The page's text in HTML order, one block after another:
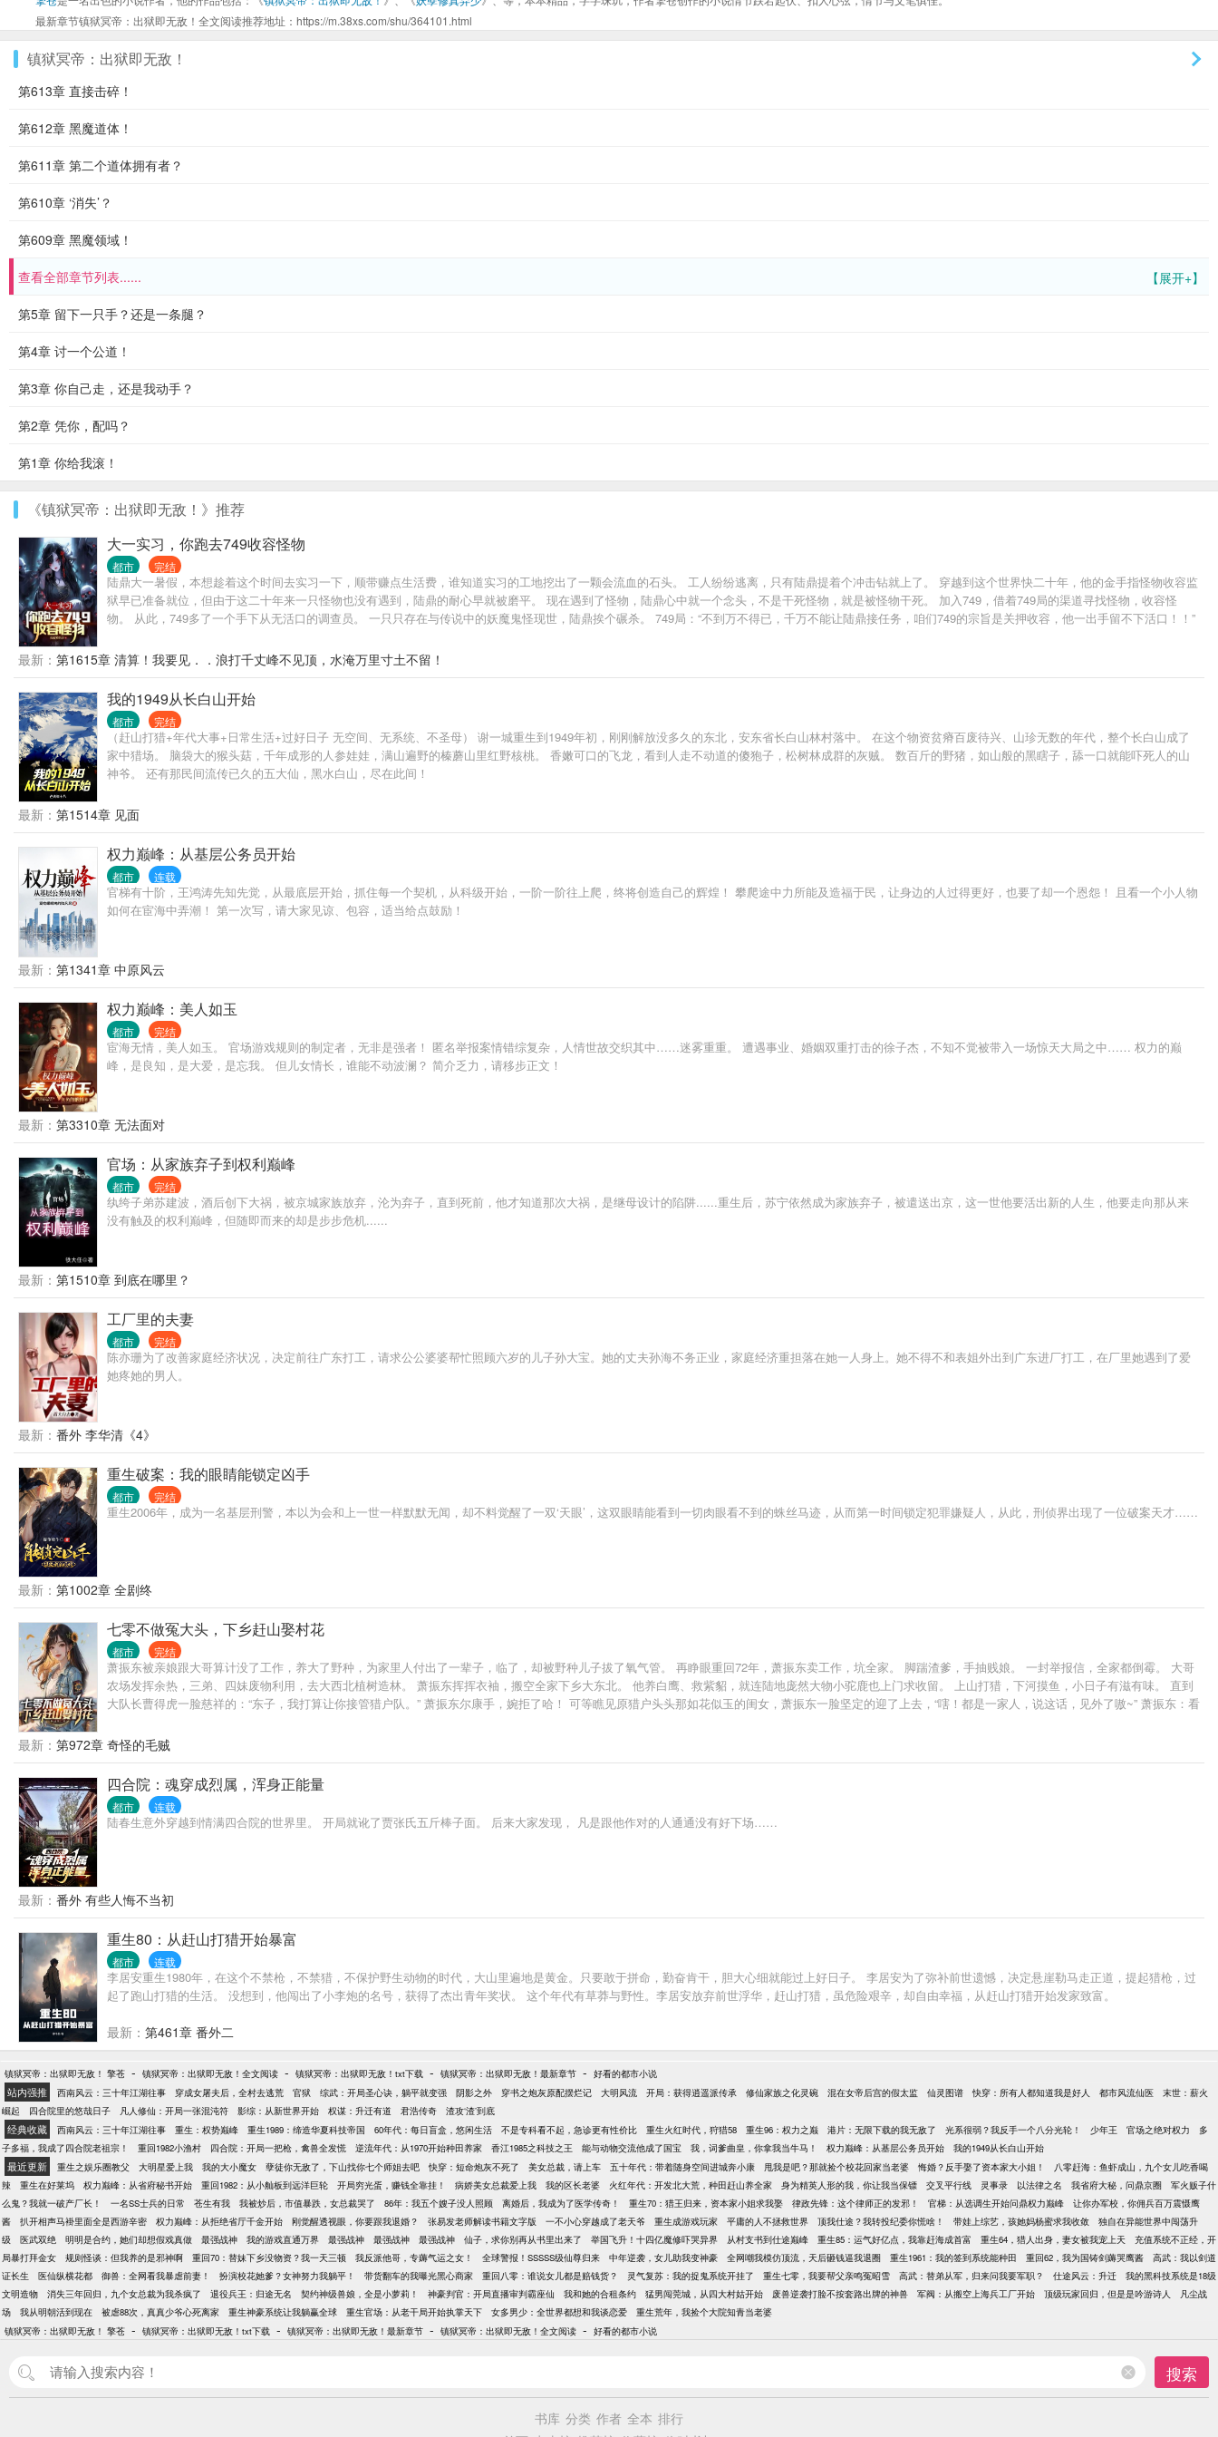
最新章节镇狱冥帝：出狱即无敌！全文阅读推荐地址：https://m.38xs.com/shu/364101.html
镇狱冥帝：出狱即无敌！
第613章 直接击碎！
第612章 黑魔道体！
第611章 第二个道体拥有者？
第610章 ‘消失’？
第609章 黑魔领域！
【展开+】
查看全部章节列表......
第5章 留下一只手？还是一条腿？
第4章 讨一个公道！
第3章 你自己走，还是我动手？
第2章 凭你，配吗？
第1章 你给我滚！
《镇狱冥帝：出狱即无敌！》推荐
大一实习，你跑去749收容怪物
都市 完结
陆鼎大一暑假，本想趁着这个时间去实习一下，顺带赚点生活费，谁知道实习的工地挖出了一颗会流血的石头。 工人纷纷逃离，只有陆鼎提着个冲击钻就上了。 穿越到这个世界快二十年，他的金手指怪物收容监
狱早已准备就位，但由于这二十年来一只怪物也没有遇到，陆鼎的耐心早就被磨平。 现在遇到了怪物，陆鼎心中就一个念头，不是干死怪物，就是被怪物干死。 加入749，借着749局的渠道寻找怪物，收容怪
物。 从此，749多了一个手下从无活口的调查员。 一只只存在与传说中的妖魔鬼怪现世，陆鼎挨个碾杀。 749局：“不到万不得已，千万不能让陆鼎接任务，咱们749的宗旨是关押收容，他一出手留不下活口！！”
最新： 第1615章 清算！我要见．．浪打千丈峰不见顶，水淹万里寸土不留！
我的1949从长白山开始
都市 完结
（赶山打猎+年代大事+日常生活+过好日子 无空间、无系统、不圣母） 谢一城重生到1949年初，刚刚解放没多久的东北，安东省长白山林村落中。 在这个物资贫瘠百废待兴、山珍无数的年代，整个长白山成了
家中猎场。 脑袋大的猴头菇，千年成形的人参娃娃，满山遍野的榛蘑山里红野核桃。 香嫩可口的飞龙，看到人走不动道的傻狍子，松树林成群的灰贼。 数百斤的野猪，如山般的黑瞎子，舔一口就能吓死人的山
神爷。 还有那民间流传已久的五大仙，黑水白山，尽在此间！
最新： 第1514章 见面
权力巅峰：从基层公务员开始
都市 连载
官梯有十阶，王鸿涛先知先觉，从最底层开始，抓住每一个契机，从科级开始，一阶一阶往上爬，终将创造自己的辉煌！ 攀爬途中力所能及造福于民，让身边的人过得更好，也要了却一个恩怨！ 且看一个小人物
如何在宦海中弄潮！ 第一次写，请大家见谅、包容，适当给点鼓励！
最新： 第1341章 中原风云
权力巅峰：美人如玉
都市 完结
宦海无情，美人如玉。 官场游戏规则的制定者，无非是强者！ 匿名举报案情错综复杂，人情世故交织其中……迷雾重重。 遭遇事业、婚姻双重打击的徐子杰，不知不觉被带入一场惊天大局之中…… 权力的巅
峰，是良知，是大爱，是忘我。 但儿女情长，谁能不动波澜？ 简介乏力，请移步正文！
最新： 第3310章 无法面对
官场：从家族弃子到权利巅峰
都市 完结
纨绔子弟苏建波，酒后创下大祸，被京城家族放弃，沦为弃子，直到死前，他才知道那次大祸，是继母设计的陷阱......重生后，苏宁依然成为家族弃子，被遣送出京，这一世他要活出新的人生，他要走向那从来
没有触及的权利巅峰，但随即而来的却是步步危机......
最新： 第1510章 到底在哪里？
工厂里的夫妻
都市 完结
陈亦珊为了改善家庭经济状况，决定前往广东打工，请求公公婆婆帮忙照顾六岁的儿子孙大宝。她的丈夫孙海不务正业，家庭经济重担落在她一人身上。她不得不和表姐外出到广东进厂打工，在厂里她遇到了爱
她疼她的男人。
最新： 番外 李华清《4》
重生破案：我的眼睛能锁定凶手
都市 完结
重生2006年，成为一名基层刑警，本以为会和上一世一样默默无闻，却不料觉醒了一双‘天眼’，这双眼睛能看到一切肉眼看不到的蛛丝马迹，从而第一时间锁定犯罪嫌疑人，从此，刑侦界出现了一位破案天才……
最新： 第1002章 全剧终
七零不做冤大头，下乡赶山娶村花
都市 完结
萧振东被亲娘跟大哥算计没了工作，养大了野种，为家里人付出了一辈子，临了，却被野种儿子拔了氧气管。 再睁眼重回72年，萧振东卖工作，坑全家。 脚踹渣爹，手抽贱娘。 一封举报信，全家都倒霉。 大哥
农场发挥余热，三弟、四妹废物利用，去大西北植树造林。 萧振东挥挥衣袖，搬空全家下乡大东北。 他养白鹰、救紫貂，就连陆地庞然大物小驼鹿也上门求收留。 上山打猎，下河摸鱼，小日子有滋有味。 直到
大队长曹得虎一脸慈祥的：“东子，我打算让你接管猎户队。” 萧振东尔康手，婉拒了哈！ 可等瞧见原猎户头头那如花似玉的闺女，萧振东一脸坚定的迎了上去，“嗐！都是一家人，说这话，见外了嗷~” 萧振东：看
最新： 第972章 奇怪的毛贼
四合院：魂穿成烈属，浑身正能量
都市 连载
陆春生意外穿越到情满四合院的世界里。 开局就讹了贾张氏五斤棒子面。 后来大家发现， 凡是跟他作对的人通通没有好下场……
最新： 番外 有些人悔不当初
重生80：从赶山打猎开始暴富
都市 连载
李居安重生1980年，在这个不禁枪，不禁猎，不保护野生动物的时代，大山里遍地是黄金。只要敢于拼命，勤奋肯干，胆大心细就能过上好日子。 李居安为了弥补前世遗憾，决定悬崖勒马走正道，提起猎枪，过
起了跑山打猎的生活。 没想到，他闯出了小李炮的名号，获得了杰出青年奖状。 这个年代有草莽与野性。李居安放弃前世浮华，赶山打猎，虽危险艰辛，却自由幸福，从赶山打猎开始发家致富。
最新： 第461章 番外二
镇狱冥帝：出狱即无敌！ 擎苍 - 镇狱冥帝：出狱即无敌！全文阅读 - 镇狱冥帝：出狱即无敌！txt下载 - 镇狱冥帝：出狱即无敌！最新章节 - 好看的都市小说
站内强推 西南风云：三十年江湖往事 穿成女屠夫后，全村去逃荒 官狱 综武：开局圣心诀，躺平就变强 阴影之外 穿书之炮灰原配摆烂记 大明风流 开局：获得逍遥派传承 修仙家族之化灵碗 混在女帝后宫的假太监 仙灵图谱 快穿：所有人都知道我是好人 都市风流仙医
末世：薪火
崛起
四合院里的悠哉日子 凡人修仙：开局一张混沌符 影综：从新世界开始 权谋：升迁有道 君浩传奇 渣攻‘渣’到底
经典收藏 西南风云：三十年江湖往事 重生：权势巅峰 重生1989：缔造华夏科技帝国 60年代：每日盲盒，悠闲生活 不是专科看不起，急诊更有性价比 重生火红时代，狩猎58 重生96：权力之巅 港片：无限下载的我无敌了 光系很弱？我反手一个八分光轮！ 少年王 官场之绝对权力
多
子多福，我成了四合院老祖宗！
重回1982小渔村 四合院：开局一把枪，禽兽全发慌 逆流年代：从1970开始种田养家 香江1985之科技之王 能与动物交流他成了国宝 我，词爹曲皇，你拿我当牛马！ 权力巅峰：从基层公务员开始 我的1949从长白山开始
最近更新 重生之娱乐圈教父 大明星爱上我 我的大小魔女 孽徒你无敌了，下山找你七个师姐去吧 快穿：短命炮灰不死了 美女总裁，请上车 五十年代：带着随身空间进城奔小康 甩我是吧？那就捡个校花回家当老婆 悔婚？反手娶了资本家大小姐！
八零赶海：鱼虾成山，九个女儿吃香喝
辣
重生在好莱坞 权力巅峰：从省府秘书开始 重回1982：从小舢板到远洋巨轮 开局穷光蛋，赚钱全靠挂！ 病娇美女总裁爱上我 我的区长老婆 火红年代：开发北大荒，种田赶山养全家 身为精英人形的我，你让我当保镖 交叉平行线 灵事录 以法律之名 我省府大秘，问鼎京圈
军火贩子什
么鬼？我就一破产厂长！
一名SS士兵的日常 苍生有我 我被炒后，市值暴跌，女总裁哭了 86年：我五个嫂子没人照顾 离婚后，我成为了医学传奇！ 重生70：猎王归来，资本家小姐求我娶 律政先锋：这个律师正的发邪！ 官梯：从选调生开始问鼎权力巅峰
让你办军校，你佣兵百万震慑鹰
酱
扒开相声马褂里面全是西游辛密 权力巅峰：从拒绝省厅千金开始 刚觉醒透视眼，你要跟我退婚？ 张易发老师解读书籍文字版 一不小心穿越成了老天爷 重生成游戏玩家 平庸的人不拯救世界 顶我仕途？我转投纪委你慌啥！ 带娃上综艺，孩她妈杨蜜求我收敛
独自在异能世界中闯荡升
级
医武双绝 明明是合约，她们却想假戏真做 最强战神 我的游戏直通万界 最强战神 最强战神 最强战神 仙子，求你别再从书里出来了 举国飞升！十四亿魔修吓哭异界 从村支书到仕途巅峰 重生85：运气好亿点，我靠赶海成首富 重生64，猎人出身，妻女被我宠上天
充值系统不正经，开
局暴打拜金女
规则怪谈：但我养的是邪神啊 重回70：替妹下乡没物资？我一天三顿 我反派他哥，专薅气运之女！ 全球警报！SSSSS级仙尊归来 中年逆袭，女儿助我变神豪 全网嘲我模仿顶流，天后砸钱逼我退圈 重生1961：我的签到系统能种田 重回62，我为国铸剑薅哭鹰酱
高武：我以剑道
证长生
医仙纵横花都 御兽：全网看我暴虐前妻！ 扮演校花她爹？女神努力我躺平！ 带货翻车的我曝光黑心商家 重回八零：谁说女儿都是赔钱货？ 灵气复苏：我的捉鬼系统开挂了 重生七零，我要帮父亲鸣冤昭雪 高武：替弟从军，归来问我要军职？ 仕途风云：升迁
我的黑科技系统是18级
文明造物
消失三年回归，九个女总裁为我杀疯了 退役兵王：归途无名 契约神级兽娘，全是小萝莉！ 神豪判官：开局直播审判霸座仙 我和她的合租条约 猛男闯莞城，从四大村姑开始 废兽逆袭打脸不按套路出牌的神兽 军阀：从搬空上海兵工厂开始 顶级玩家回归，但是是吟游诗人
凡尘战
场
我从明朝活到现在 被虐88次，真真少爷心死离家 重生神豪系统让我躺赢全球 重生官场：从老干局开始执掌天下 女多男少：全世界都想和我谈恋爱
重生荒年，我捡个大院知青当老婆
镇狱冥帝：出狱即无敌！ 擎苍 - 镇狱冥帝：出狱即无敌！txt下载 - 镇狱冥帝：出狱即无敌！最新章节 - 镇狱冥帝：出狱即无敌！全文阅读 - 好看的都市小说
搜索
书库 分类 作者 全本 排行